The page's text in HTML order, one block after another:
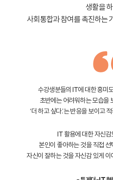
생활을
사회통합과 참여를 촉진하는
수강생분들의 IT에 대한 흥미
초반에는 어려워하는 모습을
‘더 하고 싶다.’는 반응을 보이고
IT 활용에 대한 자신감
본인이 좋아하는 것을 직접
자신이 잘하는 것을 자신감 있게